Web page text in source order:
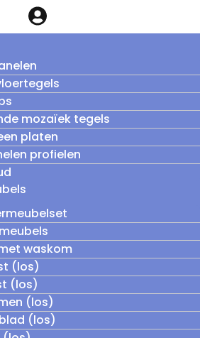
mozaïek tegels
platen
profielen
waskom
(los)
(los)
(los)
(los)